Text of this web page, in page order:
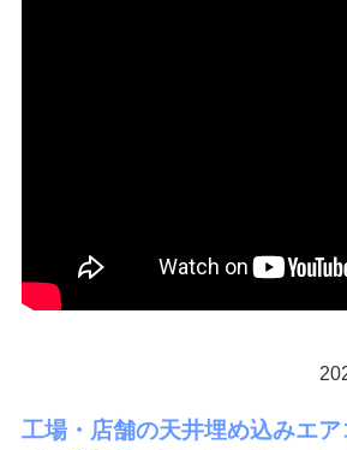
工場・店舗の天井埋め込みエ